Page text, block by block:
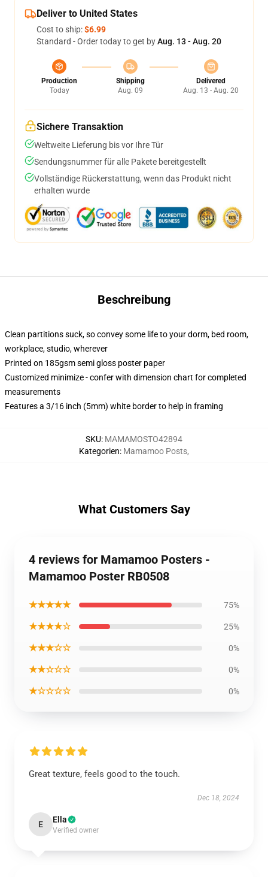
Deliver to United States
Cost to ship:$6.99
Standard - Order today to get byAug. 13 - Aug. 20
Production
Today
Shipping
Aug. 09
Delivered
Aug. 13 - Aug. 20
Sichere Transaktion
Weltweite Lieferung bis vor Ihre Tür
Sendungsnummer für alle Pakete bereitgestellt
Vollständige Rückerstattung, wenn das Produkt nicht
erhalten wurde
Beschreibung
Clean partitions suck, so convey some life to your dorm, bed room,
workplace, studio, wherever
Printed on 185gsm semi gloss poster paper
Customized minimize - confer with dimension chart for completed
measurements
Features a 3/16 inch (5mm) white border to help in framing
SKU: MAMAMOSTO42894
Kategorien: Mamamoo Posts,
What Customers Say
4 reviews for Mamamoo Posters -
Mamamoo Poster RB0508
★★★★★ 75%
★★★★☆ 25%
★★★☆☆ 0%
★★☆☆☆ 0%
★☆☆☆☆ 0%
Great texture, feels good to the touch.
Dec 18, 2024
E Ella
Verified owner